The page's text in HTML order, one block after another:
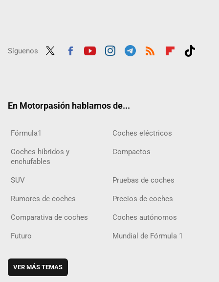
Síguenos
En Motorpasión hablamos de...
Fórmula1 Coches eléctricos
Coches híbridos y
enchufables
Compactos
SUV Pruebas de coches
Rumores de coches Precios de coches
Comparativa de coches Coches autónomos
Futuro Mundial de Fórmula 1
VER MÁS TEMAS